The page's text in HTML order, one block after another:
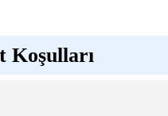
Koşulları